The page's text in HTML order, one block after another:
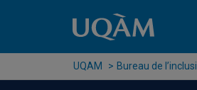
UQAM Bureau de